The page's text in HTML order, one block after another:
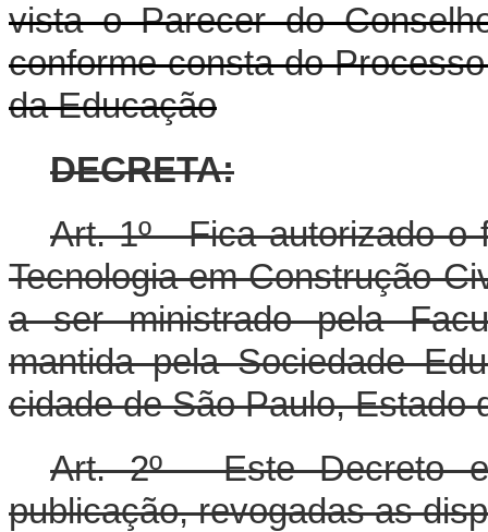
vista o Parecer do
conforme consta do
da Educação
DECRETA:
Art. 1º - Fica autorizado o
Tecnologia em Construção
a ser ministrado pela
mantida pela Sociedade
cidade de São Paulo, Estado
Art. 2º - Este Decreto
publicação, revogadas as